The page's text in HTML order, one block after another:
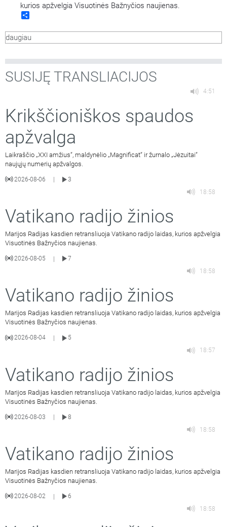
kurios apžvelgia Visuotinės Bažnyčios naujienas.
daugiau
SUSIJĘ TRANSLIACIJOS
4:51
Krikščioniškos spaudos
apžvalga
Laikraščio „XXI amžius“, maldynėlio „Magnificat“ ir žurnalo „Jėzuitai“
naujųjų numerių apžvalgos.
2026-08-06
3
18:58
Vatikano radijo žinios
Marijos Radijas kasdien retransliuoja Vatikano radijo laidas, kurios apžvelgia
Visuotinės Bažnyčios naujienas.
2026-08-05 |
7
18:58
Vatikano radijo žinios
Marijos Radijas kasdien retransliuoja Vatikano radijo laidas, kurios apžvelgia
Visuotinės Bažnyčios naujienas.
2026-08-04
5
18:57
Vatikano radijo žinios
Marijos Radijas kasdien retransliuoja Vatikano radijo laidas, kurios apžvelgia
Visuotinės Bažnyčios naujienas.
2026-08-03
8
18:58
Vatikano radijo žinios
Marijos Radijas kasdien retransliuoja Vatikano radijo laidas, kurios apžvelgia
Visuotinės Bažnyčios naujienas.
2026-08-02 |
6
18:58